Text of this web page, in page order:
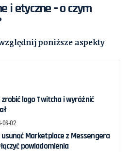
i etyczne – o czym
poniższe aspekty
logo Twitcha i wyróżnić
06-02
Marketplace z Messengera
powiadomienia